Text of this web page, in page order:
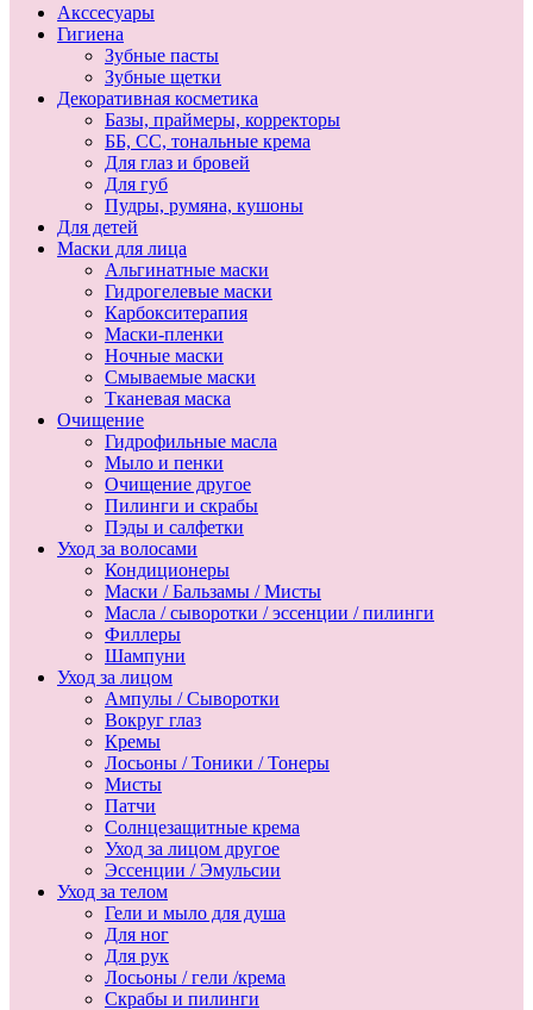
Акссесуары
Гигиена
Зубные пасты
Зубные щетки
Декоративная косметика
Базы, праймеры, корректоры
ББ, СС, тональные крема
Для глаз и бровей
Для губ
Пудры, румяна, кушоны
Для детей
Маски для лица
Альгинатные маски
Гидрогелевые маски
Карбокситерапия
Маски-пленки
Ночные маски
Смываемые маски
Тканевая маска
Очищение
Гидрофильные масла
Мыло и пенки
Очищение другое
Пилинги и скрабы
Пэды и салфетки
Уход за волосами
Кондиционеры
Маски / Бальзамы / Мисты
Масла / сыворотки / эссенции / пилинги
Филлеры
Шампуни
Уход за лицом
Ампулы / Сыворотки
Вокруг глаз
Кремы
Лосьоны / Тоники / Тонеры
Мисты
Патчи
Солнцезащитные крема
Уход за лицом другое
Эссенции / Эмульсии
Уход за телом
Гели и мыло для душа
Для ног
Для рук
Лосьоны / гели /крема
Скрабы и пилинги